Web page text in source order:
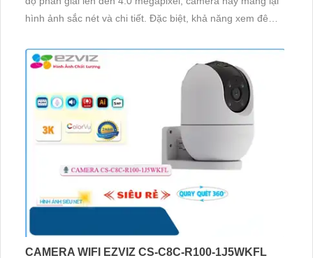
SẢN PHẨM CAMERA GIÁ RẺ
CAMERA EZVIZ CS-C8C-R100-1J4WKFL
1,700,000 ₫
1,900,000 ₫
Thiết Bị Camera IP Wifi CS-C8c-R100-1J4WKFL là một
lựa chọn hoàn hảo cho việc giám sát chất lượng cao. Với
độ phân giải lên đến 4.0 megapixel, camera này mang lại
hình ảnh sắc nét và chi tiết. Đặc biệt, khả năng xem đêm
Hồng Ngoại lên đến 30m, giúp quan sát mọi lúc, mọi nơi